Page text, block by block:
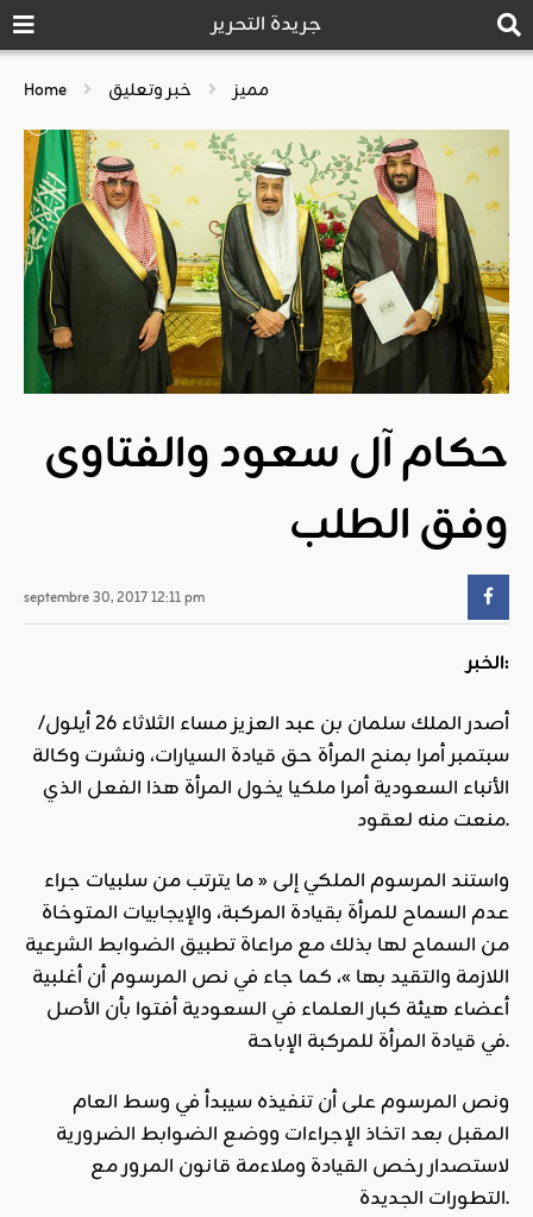
جريدة التحرير
Home مميز خبر وتعليق
حكام آل سعود والفتاوى
وفق الطلب
septembre 30, 2017 12:11 pm
الخبر:
أصدر الملك سلمان بن عبد العزيز مساء الثلاثاء 26 أيلول/
سبتمبر أمرا بمنح المرأة حق قيادة السيارات، ونشرت وكالة
الأنباء السعودية أمرا ملكيا يخول المرأة هذا الفعل الذي
منعت منه لعقود.
واستند المرسوم الملكي إلى « ما يترتب من سلبيات جراء
عدم السماح للمرأة بقيادة المركبة، والإيجابيات المتوخاة
من السماح لها بذلك مع مراعاة تطبيق الضوابط الشرعية
اللازمة والتقيد بها »، كما جاء في نص المرسوم أن أغلبية
أعضاء هيئة كبار العلماء في السعودية أفتوا بأن الأصل
في قيادة المرأة للمركبة الإباحة.
ونص المرسوم على أن تنفيذه سيبدأ في وسط العام
المقبل بعد اتخاذ الإجراءات ووضع الضوابط الضرورية
لاستصدار رخص القيادة وملاءمة قانون المرور مع
التطورات الجديدة.